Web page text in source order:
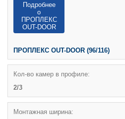
Подробнее
о
ПРОПЛЕКС
OUT-DOOR
ПРОПЛЕКС OUT-DOOR (96/116)
Кол-во камер в профиле:
2/3
Монтажная ширина: